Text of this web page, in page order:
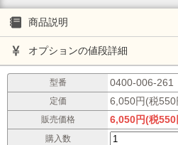
商品説明
オプションの値段詳細
型番 0400-006-261
定価 6,050円(税550
販売価格 6,050円(税550
購入数